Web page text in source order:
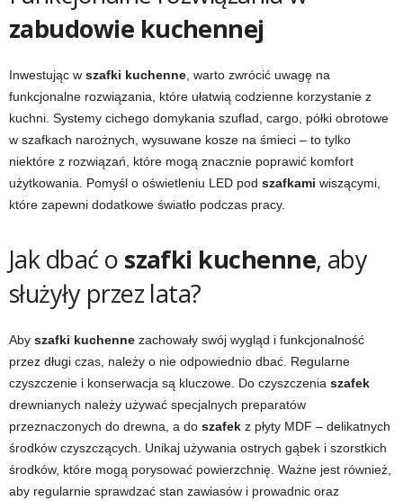
zabudowie kuchennej
Inwestując w szafki kuchenne , warto zwrócić uwagę na
funkcjonalne rozwiązania, które ułatwią codzienne korzystanie z
kuchni. Systemy cichego domykania szuflad, cargo, półki obrotowe
w szafkach narożnych, wysuwane kosze na śmieci – to tylko
niektóre z rozwiązań, które mogą znacznie poprawić komfort
użytkowania. Pomyśl o oświetleniu LED pod szafkami wiszącymi,
które zapewni dodatkowe światło podczas pracy.
Jak dbać o szafki kuchenne, aby
służyły przez lata?
Aby szafki kuchenne zachowały swój wygląd i funkcjonalność
przez długi czas, należy o nie odpowiednio dbać. Regularne
czyszczenie i konserwacja są kluczowe. Do czyszczenia szafek
drewnianych należy używać specjalnych preparatów
przeznaczonych do drewna, a do szafek z płyty MDF – delikatnych
środków czyszczących. Unikaj używania ostrych gąbek i szorstkich
środków, które mogą porysować powierzchnię. Ważne jest również,
aby regularnie sprawdzać stan zawiasów i prowadnic oraz